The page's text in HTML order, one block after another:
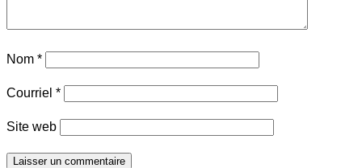
Nom *
Courriel *
Site web